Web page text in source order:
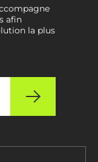
afin
la plus